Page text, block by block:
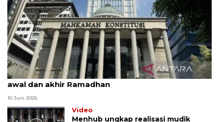
MK uji materi UU Peradilan Agama perihal isbat
awal dan akhir Ramadhan
10 Juni 2026
Video
Menhub ungkap realisasi mudik